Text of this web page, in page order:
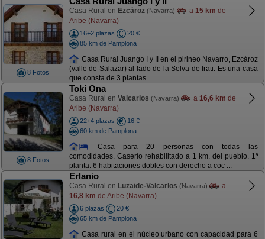
8 Fotos
Casa Rural en Ezcároz (Navarra) a 15 km de
Aribe (Navarra)
16+2 plazas
20 €
85 km de Pamplona
Casa Rural Juango I y II en el pirineo Navarro, Ezcároz
(valle de Salazar) al lado de la Selva de Irati. Es una casa
que consta de 3 plantas ...
8 Fotos
Toki Ona
Casa Rural en Valcarlos (Navarra) a 16,6 km de
Aribe (Navarra)
22+4 plazas
16 €
60 km de Pamplona
Casa para 20 personas con todas las
comodidades. Caserío rehabilitado a 1 km. del pueblo. 1ª
planta: 6 habitaciones dobles con derecho a coc ...
Erlanio
Casa Rural en Luzaide-Valcarlos (Navarra)
a
16,8 km de Aribe (Navarra)
6 plazas
20 €
65 km de Pamplona
Casa rural en el núcleo urbano con capacidad para 6